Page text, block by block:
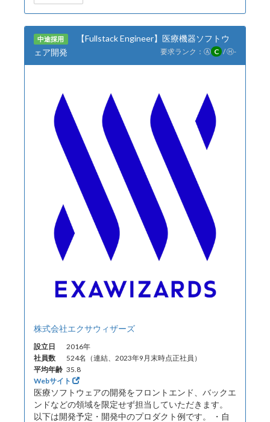
中途採用
【Fullstack Engineer】医療機器ソフトウ
ェア開発
要求ランク： Ⓐ C /Ⓗ-
株式会社エクサウィザーズ
設立日
2016年
社員数
524名（連結、2023年9月末時点正社員）
平均年齢 35.8
Webサイト
医療ソフトウェアの開発をフロントエンド、バックエ
ンドなどの領域を限定せず担当していただきます。
以下は開発予定・開発中のプロダクト例です。 ・自